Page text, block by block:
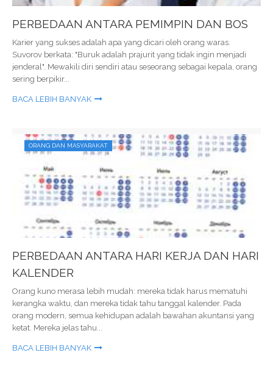
PERBEDAAN ANTARA PEMIMPIN DAN BOS
Karier yang sukses adalah apa yang dicari oleh orang waras.
Suvorov berkata: "Buruk adalah prajurit yang tidak ingin menjadi
jenderal". Mewakili diri sendiri atau seseorang sebagai kepala, orang
sering berpikir...
BACA LEBIH BANYAK
ORANG DAN MASYARAKAT
PERBEDAAN ANTARA HARI KERJA DAN HARI
KALENDER
Orang kuno merasa lebih mudah: mereka tidak harus mematuhi
kerangka waktu, dan mereka tidak tahu tanggal kalender. Pada
orang modern, semua kehidupan adalah bawahan akuntansi yang
ketat. Mereka jelas tahu...
BACA LEBIH BANYAK